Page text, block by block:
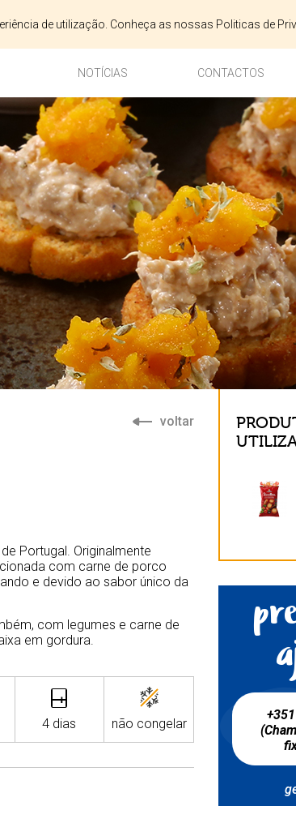
de utilização. Conheça as nossas Politicas de
NOTÍCIAS CONTACTOS
voltar
Portugal. Originalmente
com carne de porco
e devido ao sabor único da
com legumes e carne de
em gordura.
4 dias não congelar